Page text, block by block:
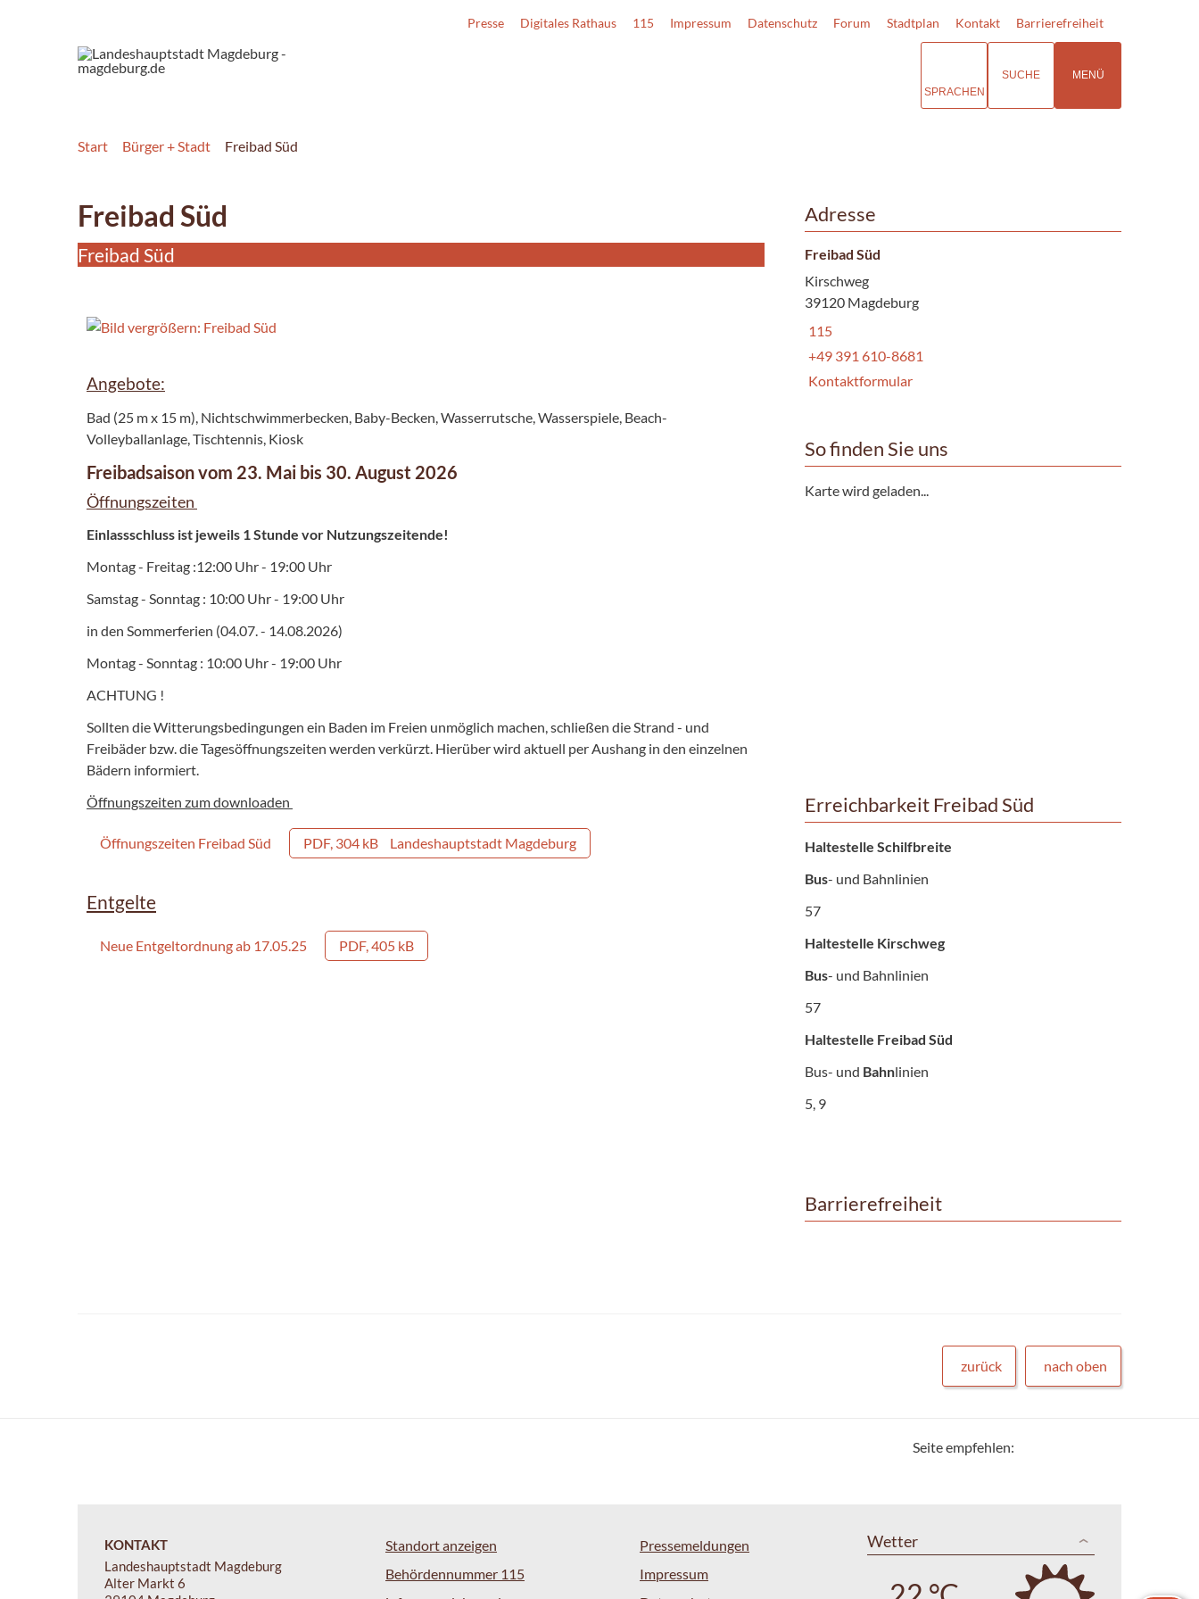
Presse Digitales Rathaus 115 Impressum Datenschutz Forum Stadtplan Kontakt Barrierefreiheit
SPRACHEN
SUCHE MENÜ
Start Bürger + Stadt Freibad Süd
Freibad Süd
Freibad Süd
Angebote:
Bad (25 m x 15 m), Nichtschwimmerbecken, Baby-Becken, Wasserrutsche, Wasserspiele, Beach-
Volleyballanlage, Tischtennis, Kiosk
Freibadsaison vom 23. Mai bis 30. August 2026
Öffnungszeiten
Einlassschluss ist jeweils 1 Stunde vor Nutzungszeitende!
Montag - Freitag :12:00 Uhr - 19:00 Uhr
Samstag - Sonntag : 10:00 Uhr - 19:00 Uhr
in den Sommerferien (04.07. - 14.08.2026)
Montag - Sonntag : 10:00 Uhr - 19:00 Uhr
ACHTUNG !
Sollten die Witterungsbedingungen ein Baden im Freien unmöglich machen, schließen die Strand - und
Freibäder bzw. die Tagesöffnungszeiten werden verkürzt. Hierüber wird aktuell per Aushang in den einzelnen
Bädern informiert.
Öffnungszeiten zum downloaden
Öffnungszeiten Freibad Süd PDF, 304 kB Landeshauptstadt Magdeburg
Entgelte
Neue Entgeltordnung ab 17.05.25 PDF, 405 kB
Adresse
Freibad Süd
Kirschweg
39120 Magdeburg
115
+49 391 610-8681
Kontaktformular
So finden Sie uns
Karte wird geladen...
Erreichbarkeit Freibad Süd
Haltestelle Schilfbreite
Bus- und Bahnlinien
57
Haltestelle Kirschweg
Bus- und Bahnlinien
57
Haltestelle Freibad Süd
Bus- und Bahnlinien
5, 9
Barrierefreiheit
zurück nach oben
Seite empfehlen:
KONTAKT
Landeshauptstadt Magdeburg
Alter Markt 6
Standort anzeigen
Behördennummer 115
Pressemeldungen
Impressum
Wetter